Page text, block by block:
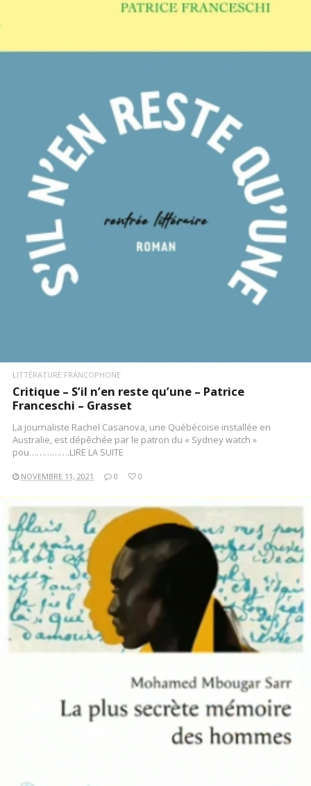
LITTÉRATURE FRANCOPHONE
Critique – S’il n’en reste qu’une – Patrice
Franceschi – Grasset
La journaliste Rachel Casanova, une Québécoise installée en
Australie, est dépêchée par le patron du « Sydney watch »
pou…………….LIRE LA SUITE
NOVEMBRE 11, 2021 0 0
LIRE LA SUITE